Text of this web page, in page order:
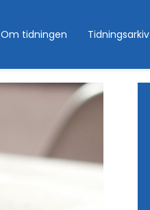
Om tidningen Tidningsarkiv